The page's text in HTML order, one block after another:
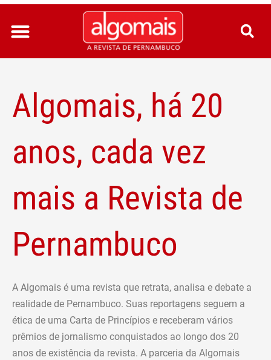
Ir
para
conteúdo
Algomais, há 20
anos, cada vez
mais a Revista de
Pernambuco
A Algomais é uma revista que retrata, analisa e debate a
realidade de Pernambuco. Suas reportagens seguem a
ética de uma Carta de Princípios e receberam vários
prêmios de jornalismo conquistados ao longo dos 20
anos de existência da revista. A parceria da Algomais